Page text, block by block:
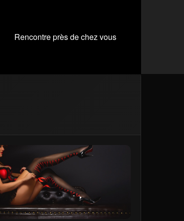
Rencontre près de chez vous